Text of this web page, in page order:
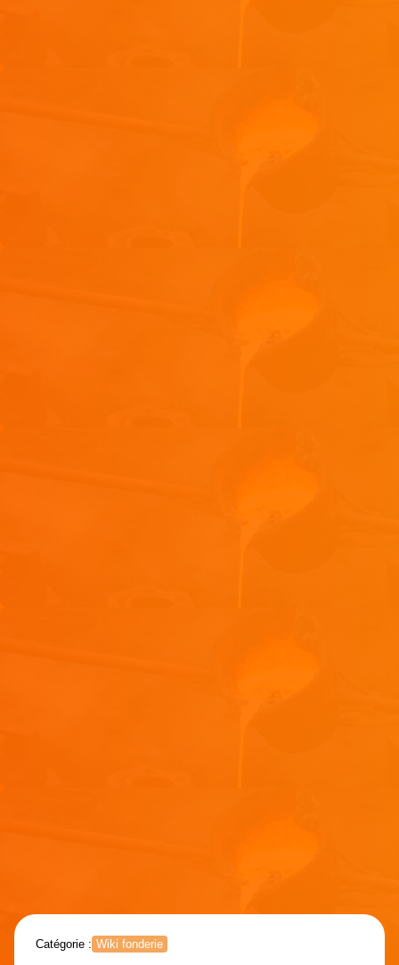
Catégorie : Wiki fonderie